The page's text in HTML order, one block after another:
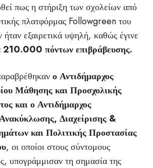
πως η στήριξη των σχολείων από
πλατφόρμας Followgreen του
εξαιρετικά υψηλή, καθώς έγινε
210.000 πόντων επιβράβευσης.
ο Αντιδήμαρχος
Μάθησης και Προσχολικής
και οΑντιδήμαρχος
Διαχείρισης &
και Πολιτικής Προστασίας
, οι οποίοι στους σύντομους
υπογράμμισαν τη σημασία της